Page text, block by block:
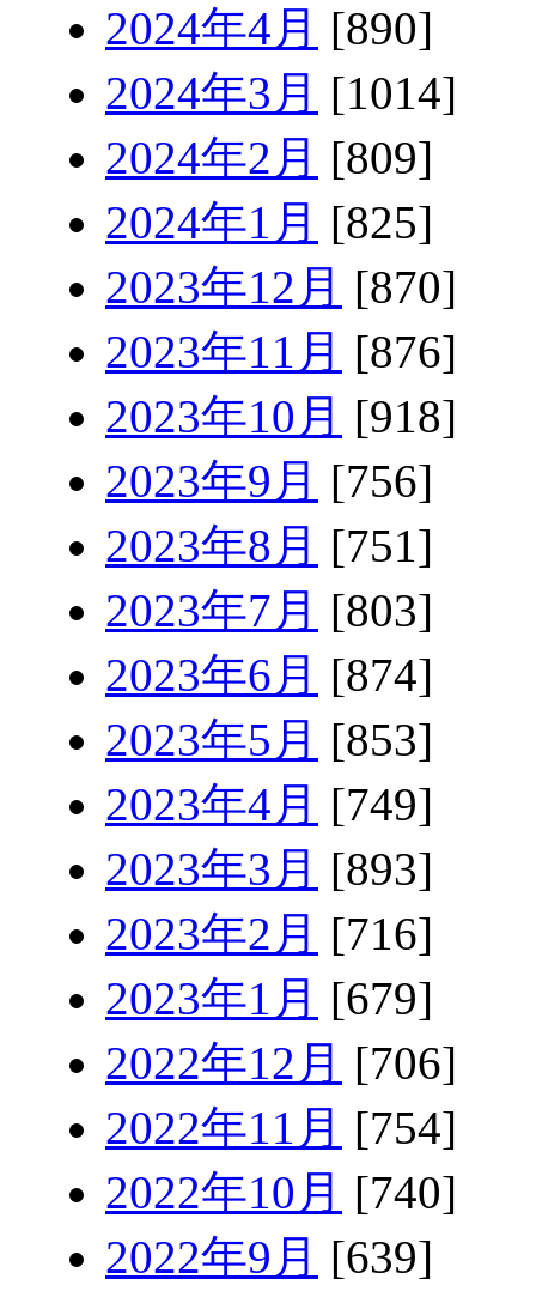
2024年4月 [890]
2024年3月 [1014]
2024年2月 [809]
2024年1月 [825]
2023年12月 [870]
2023年11月 [876]
2023年10月 [918]
2023年9月 [756]
2023年8月 [751]
2023年7月 [803]
2023年6月 [874]
2023年5月 [853]
2023年4月 [749]
2023年3月 [893]
2023年2月 [716]
2023年1月 [679]
2022年12月 [706]
2022年11月 [754]
2022年10月 [740]
2022年9月 [639]